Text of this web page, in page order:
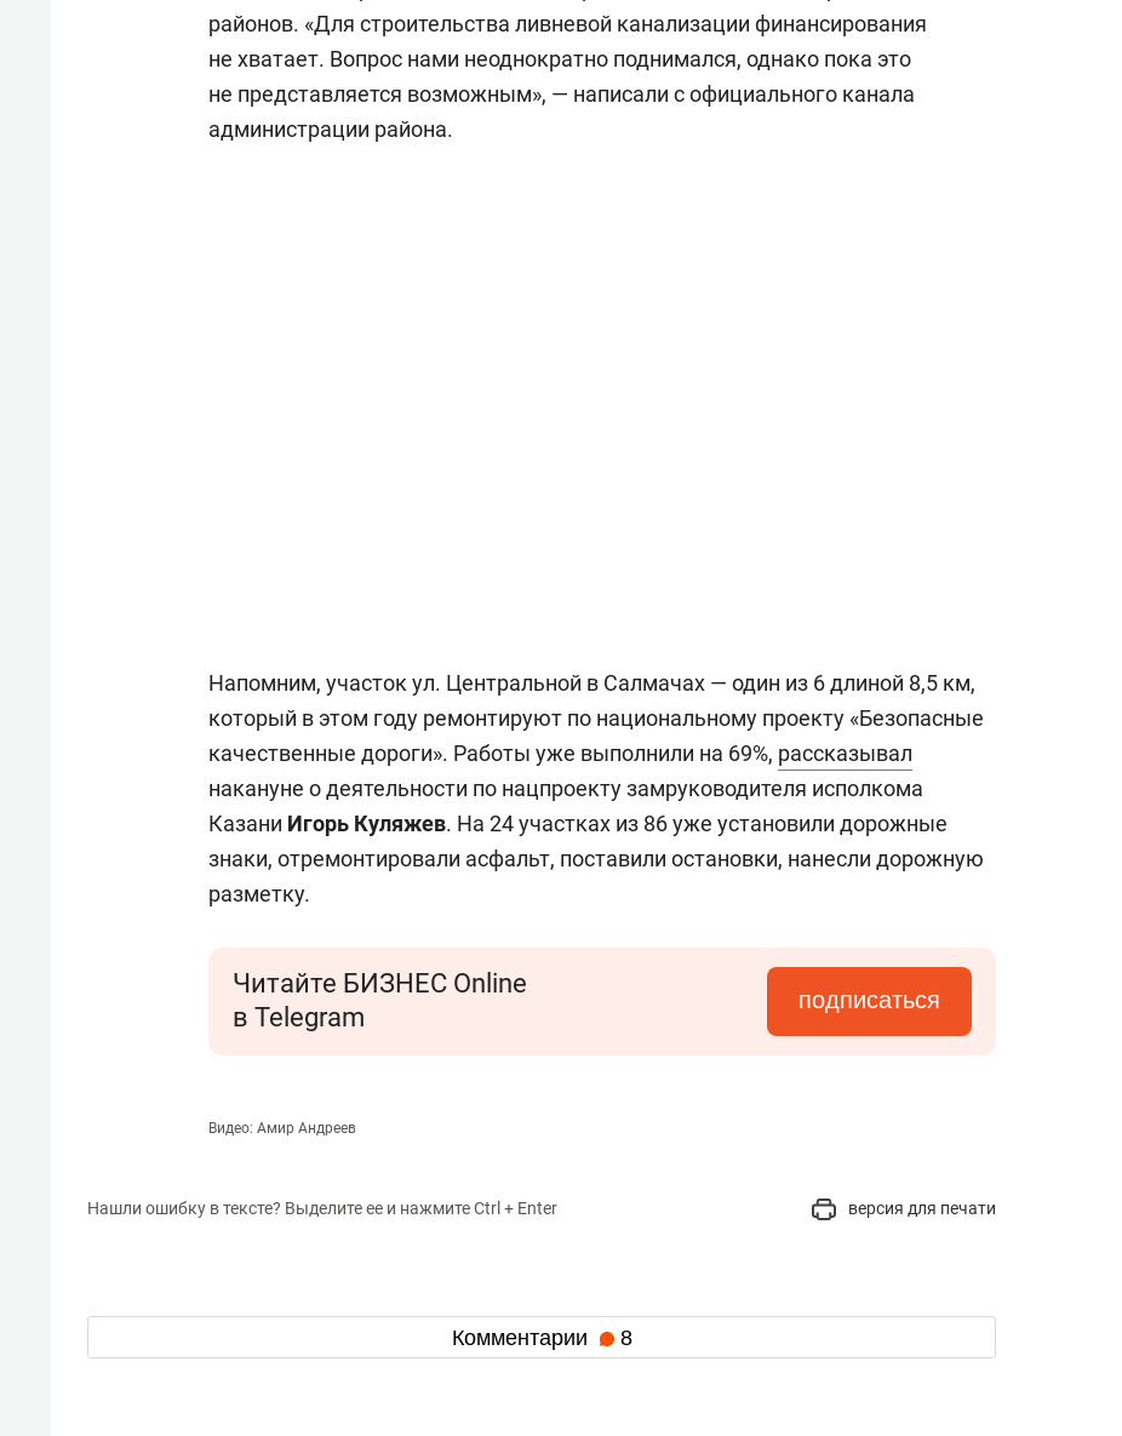
районов. «Для строительства ливневой канализации финансирования
не хватает. Вопрос нами неоднократно поднимался, однако пока это
не представляется возможным», — написали с официального канала
администрации района.
Напомним, участок ул. Центральной в Салмачах — один из 6 длиной 8,5 км,
который в этом году ремонтируют по национальному проекту «Безопасные
качественные дороги». Работы уже выполнили на 69%, рассказывал
накануне о деятельности по нацпроекту замруководителя исполкома
Казани Игорь Куляжев. На 24 участках из 86 уже установили дорожные
знаки, отремонтировали асфальт, поставили остановки, нанесли дорожную
разметку.
Читайте БИЗНЕС Online
в Telegram
подписаться
Видео: Амир Андреев
Нашли ошибку в тексте? Выделите ее и нажмите Ctrl + Enter версия для печати
Комментарии 8
состоянием как основа
антихрупких команд